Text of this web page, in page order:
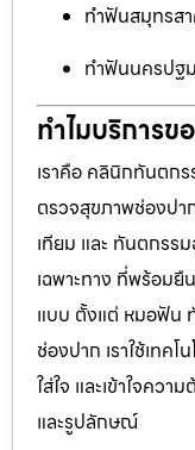
ทำฟันสมุทรส
ทำฟันนครปฐม
ทำไมบริการข
เราคือ คลินิกทันตกร
ตรวจสุขภาพช่องป
เทียม และ ทันตกร
เฉพาะทาง ที่พร้อม
แบบ ตั้งแต่ หมอฟัน
ช่องปาก เราใช้เทค
ใส่ใจ และเข้าใจคว
และรูปลักษณ์